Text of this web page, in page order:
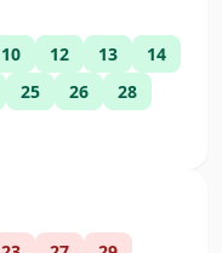
10 12 13
14
25 26
28